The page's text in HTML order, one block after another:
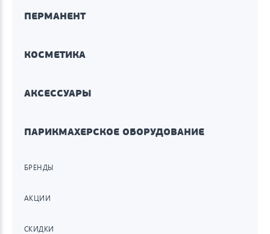
ПЕРМАНЕНТ
КОСМЕТИКА
АКСЕССУАРЫ
ПАРИКМАХЕРСКОЕ ОБОРУДОВАНИЕ
БРЕНДЫ
АКЦИИ
СКИДКИ